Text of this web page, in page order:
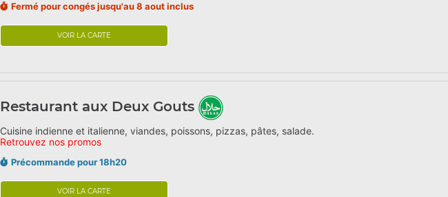
Fermé pour congés jusqu'au 8 aout inclus
VOIR LA CARTE
Restaurant aux Deux Gouts
Cuisine indienne et italienne, viandes, poissons, pizzas, pâtes, salade.
Retrouvez nos promos
Précommande pour 18h20
VOIR LA CARTE